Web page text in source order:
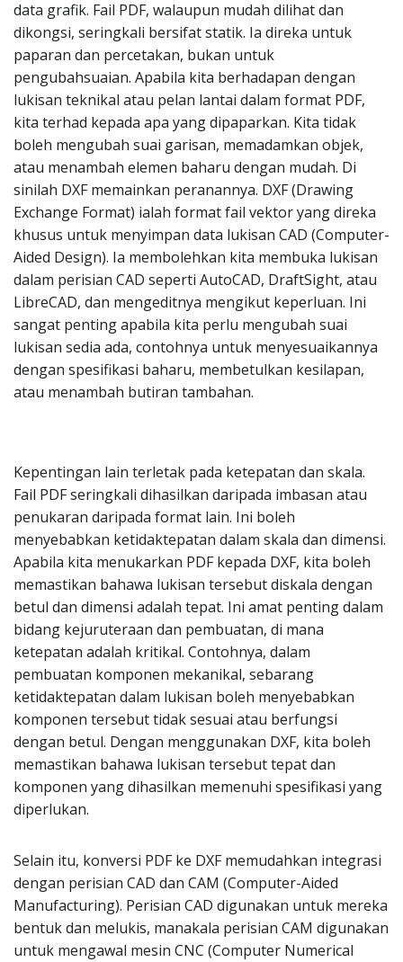
data grafik. Fail PDF, walaupun mudah dilihat dan
dikongsi, seringkali bersifat statik. Ia direka untuk
paparan dan percetakan, bukan untuk
pengubahsuaian. Apabila kita berhadapan dengan
lukisan teknikal atau pelan lantai dalam format PDF,
kita terhad kepada apa yang dipaparkan. Kita tidak
boleh mengubah suai garisan, memadamkan objek,
atau menambah elemen baharu dengan mudah. Di
sinilah DXF memainkan peranannya. DXF (Drawing
Exchange Format) ialah format fail vektor yang direka
khusus untuk menyimpan data lukisan CAD (Computer-
Aided Design). Ia membolehkan kita membuka lukisan
dalam perisian CAD seperti AutoCAD, DraftSight, atau
LibreCAD, dan mengeditnya mengikut keperluan. Ini
sangat penting apabila kita perlu mengubah suai
lukisan sedia ada, contohnya untuk menyesuaikannya
dengan spesifikasi baharu, membetulkan kesilapan,
atau menambah butiran tambahan.
Kepentingan lain terletak pada ketepatan dan skala.
Fail PDF seringkali dihasilkan daripada imbasan atau
penukaran daripada format lain. Ini boleh
menyebabkan ketidaktepatan dalam skala dan dimensi.
Apabila kita menukarkan PDF kepada DXF, kita boleh
memastikan bahawa lukisan tersebut diskala dengan
betul dan dimensi adalah tepat. Ini amat penting dalam
bidang kejuruteraan dan pembuatan, di mana
ketepatan adalah kritikal. Contohnya, dalam
pembuatan komponen mekanikal, sebarang
ketidaktepatan dalam lukisan boleh menyebabkan
komponen tersebut tidak sesuai atau berfungsi
dengan betul. Dengan menggunakan DXF, kita boleh
memastikan bahawa lukisan tersebut tepat dan
komponen yang dihasilkan memenuhi spesifikasi yang
diperlukan.
Selain itu, konversi PDF ke DXF memudahkan integrasi
dengan perisian CAD dan CAM (Computer-Aided
Manufacturing). Perisian CAD digunakan untuk mereka
bentuk dan melukis, manakala perisian CAM digunakan
untuk mengawal mesin CNC (Computer Numerical